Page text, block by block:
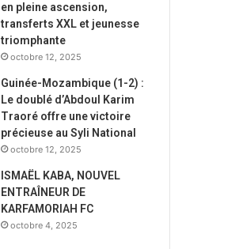
en pleine ascension,
transferts XXL et jeunesse
triomphante
octobre 12, 2025
Guinée-Mozambique (1-2) :
Le doublé d’Abdoul Karim
Traoré offre une victoire
précieuse au Syli National
octobre 12, 2025
ISMAËL KABA, NOUVEL
ENTRAÎNEUR DE
KARFAMORIAH FC
octobre 4, 2025